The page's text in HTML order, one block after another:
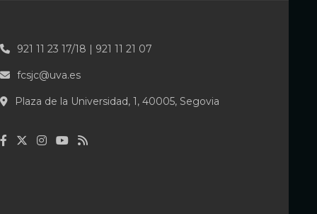
921 11 23 17/18 | 921 11 21 07
fcsjc@uva.es
Plaza de la Universidad, 1, 40005, Segovia